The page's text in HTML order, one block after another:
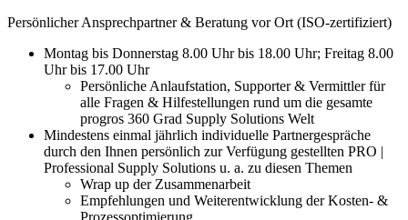
Persönlicher Ansprechpartner & Beratung vor Ort (ISO-zertifiziert)
Montag bis Donnerstag 8.00 Uhr bis 18.00 Uhr; Freitag 8.00
Uhr bis 17.00 Uhr
Persönliche Anlaufstation, Supporter & Vermittler für
alle Fragen & Hilfestellungen rund um die gesamte
progros 360 Grad Supply Solutions Welt
Mindestens einmal jährlich individuelle Partnergespräche
durch den Ihnen persönlich zur Verfügung gestellten PRO |
Professional Supply Solutions u. a. zu diesen Themen
Wrap up der Zusammenarbeit
Empfehlungen und Weiterentwicklung der Kosten- &
Prozessoptimierung